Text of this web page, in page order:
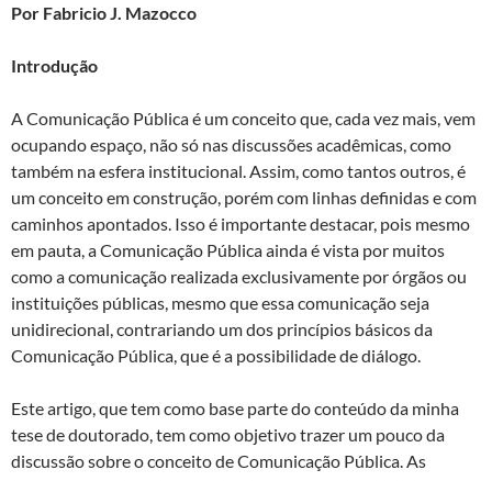
to
d
n
e
b
o
k
at
p
p
nt
Por Fabricio J. Mazocco
Introdução
A Comunicação Pública é um conceito que, cada vez mais, vem
ocupando espaço, não só nas discussões acadêmicas, como
também na esfera institucional. Assim, como tantos outros, é
um conceito em construção, porém com linhas definidas e com
caminhos apontados. Isso é importante destacar, pois mesmo
em pauta, a Comunicação Pública ainda é vista por muitos
como a comunicação realizada exclusivamente por órgãos ou
instituições públicas, mesmo que essa comunicação seja
unidirecional, contrariando um dos princípios básicos da
Comunicação Pública, que é a possibilidade de diálogo.
Este artigo, que tem como base parte do conteúdo da minha
tese de doutorado, tem como objetivo trazer um pouco da
discussão sobre o conceito de Comunicação Pública. As